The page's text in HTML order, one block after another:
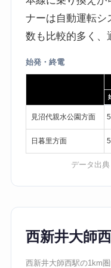
ナーは自動運転シ
数も比較的多く、
始発・終電
見沼代親水公園方面
日暮里方面
データ出
西新井大師
西新井大師西駅の1km